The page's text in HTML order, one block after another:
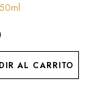
AL CARRITO